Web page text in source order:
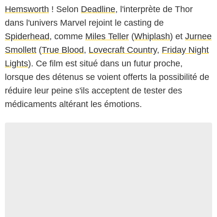
Hemsworth ! Selon Deadline, l'interprète de Thor
dans l'univers Marvel rejoint le casting de
Spiderhead, comme Miles Teller (Whiplash) et Jurnee
Smollett (True Blood, Lovecraft Country, Friday Night
Lights). Ce film est situé dans un futur proche,
lorsque des détenus se voient offerts la possibilité de
réduire leur peine s'ils acceptent de tester des
médicaments altérant les émotions.